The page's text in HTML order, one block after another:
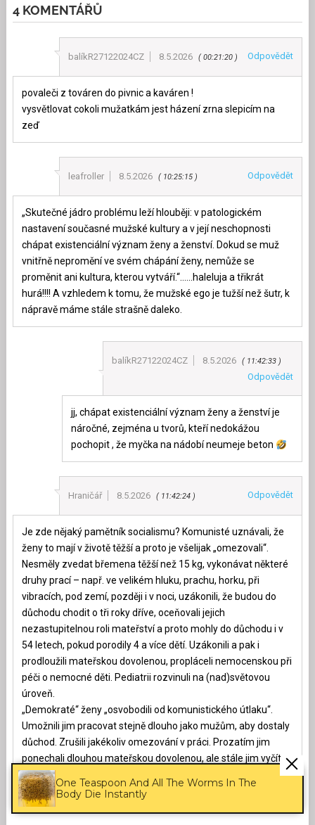
4 KOMENTÁŘŮ
balíkR27122024CZ 8.5.2026 00:21:20 Odpovědět
povaleči z továren do pivnic a kaváren !
vysvětlovat cokoli mužatkám jest házení zrna slepicím na
zeď
leafroller 8.5.2026 10:25:15 Odpovědět
„Skutečné jádro problému leží hlouběji: v patologickém
nastavení současné mužské kultury a v její neschopnosti
chápat existenciální význam ženy a ženství. Dokud se muž
vnitřně nepromění ve svém chápání ženy, nemůže se
proměnit ani kultura, kterou vytváří.“……haleluja a třikrát
hurá!!!! A vzhledem k tomu, že mužské ego je tužší než šutr, k
nápravě máme stále strašně daleko.
balíkR27122024CZ 8.5.2026 11:42:33
Odpovědět
jj, chápat existenciální význam ženy a ženství je
náročné, zejména u tvorů, kteří nedokážou
pochopit , že myčka na nádobí neumeje beton
Hraničář 8.5.2026 11:42:24 Odpovědět
Je zde nějaký pamětník socialismu? Komunisté uznávali, že
ženy to mají v životě těžší a proto je všelijak „omezovali“.
Nesměly zvedat břemena těžší než 15 kg, vykonávat některé
druhy prací – např. ve velikém hluku, prachu, horku, při
vibracích, pod zemí, později i v noci, uzákonili, že budou do
důchodu chodit o tři roky dříve, oceňovali jejich
nezastupitelnou roli mateřství a proto mohly do důchodu i v
54 letech, pokud porodily 4 a více dětí. Uzákonili a pak i
prodloužili mateřskou dovolenou, propláceli nemocenskou při
péči o nemocné děti. Pediatrii rozvinuli na (nad)světovou
úroveň.
„Demokraté“ ženy „osvobodili od komunistického útlaku“.
Umožnili jim pracovat stejně dlouho jako mužům, aby dostaly
důchod. Zrušili jakékoliv omezování v práci. Prozatím jim
ponechali dlouhou mateřskou dovolenou, ale stále jim vyčítají,
že jsou dlouho doma a nepracují pro blaho společnosti.
Takže jak dál? Je nějaké rozumvé řešení?
One Teaspoon And All The Worms In The
Body Die Instantly